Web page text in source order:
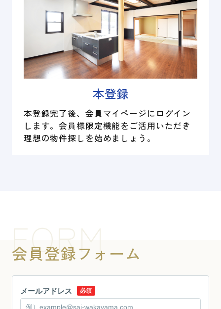
本登録
本登録完了後、会員マイページにログイン
します。会員様限定機能をご活用いただき
理想の物件探しを始めましょう。
会員登録フォーム
FORM
メールアドレス 必須